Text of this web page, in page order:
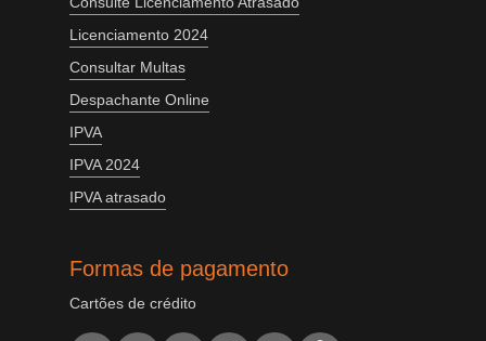
Licenciamento 2024
Consultar Multas
Despachante Online
IPVA
IPVA 2024
IPVA atrasado
Formas de pagamento
Cartões de crédito